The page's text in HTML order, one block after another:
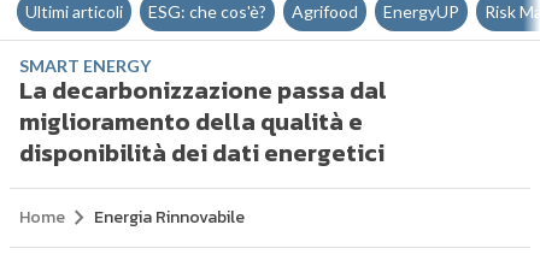
Ultimi articoli ESG: che cos'è? Agrifood EnergyUP Risk
SMART ENERGY
La decarbonizzazione passa dal
miglioramento della qualità e
disponibilità dei dati energetici
Home Energia Rinnovabile